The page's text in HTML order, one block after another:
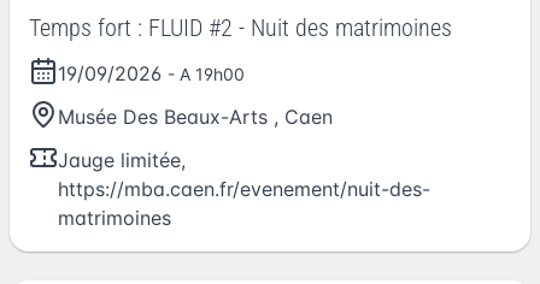
Temps fort : FLUID #2 - Nuit des matrimoines
19/09/2026 - A 19h00
Musée Des Beaux-Arts , Caen
Jauge limitée,
https://mba.caen.fr/evenement/nuit-des-
matrimoines